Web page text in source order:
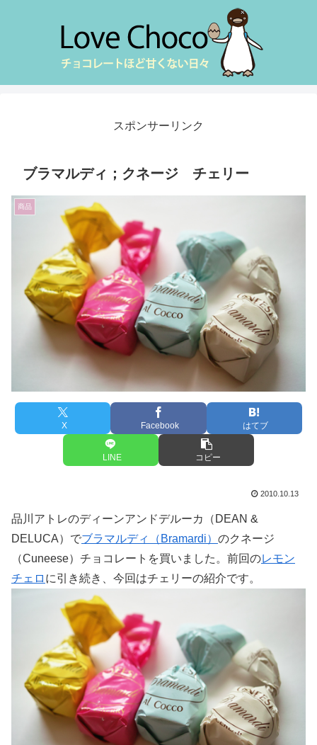
スポンサーリンク
ブラマルディ；クネージ チェリー
商品
X Facebook はてブ
LINE コピー
2010.10.13
品川アトレのディーンアンドデルーカ（DEAN &
DELUCA）でブラマルディ（Bramardi） のクネージ
（Cuneese）チョコレートを買いました。前回のレモン
チェロ に引き続き、今回はチェリーの紹介です。